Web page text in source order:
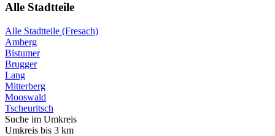
Alle Stadtteile
Alle Stadtteile (Fresach)
Amberg
Bistumer
Brugger
Lang
Mitterberg
Mooswald
Tscheuritsch
Suche im Umkreis
Umkreis bis 3 km